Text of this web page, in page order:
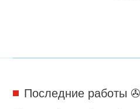
Последние работы ✇